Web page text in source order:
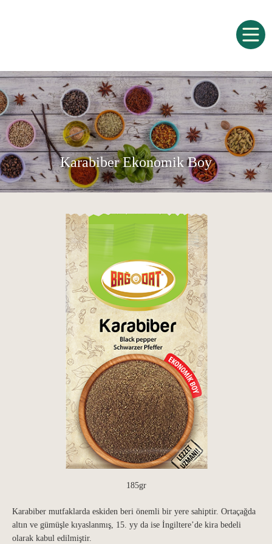
Karabiber Ekonomik Boy
Karabiber mutfaklarda eskiden beri önemli bir yere sahiptir. Ortaçağda
altın ve gümüşle kıyaslanmış, 15. yy da ise İngiltere’de kira bedeli
olarak kabul edilmiştir.
185gr